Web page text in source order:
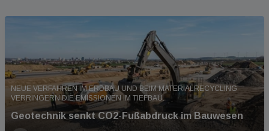
NEUE VERFAHREN IM ERDBAU UND BEIM MATERIALRECYCLING
VERRINGERN DIE EMISSIONEN IM TIEFBAU.
Geotechnik senkt CO2-Fußabdruck im Bauwesen